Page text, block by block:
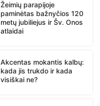
Žeimių parapijoje
paminėtas bažnyčios 120
metų jubiliejus ir Šv. Onos
atlaidai
Akcentas mokantis kalbų:
kada jis trukdo ir kada
visiškai ne?